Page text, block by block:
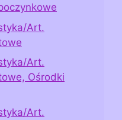
Art.
Art.
Ośrodki
Art.